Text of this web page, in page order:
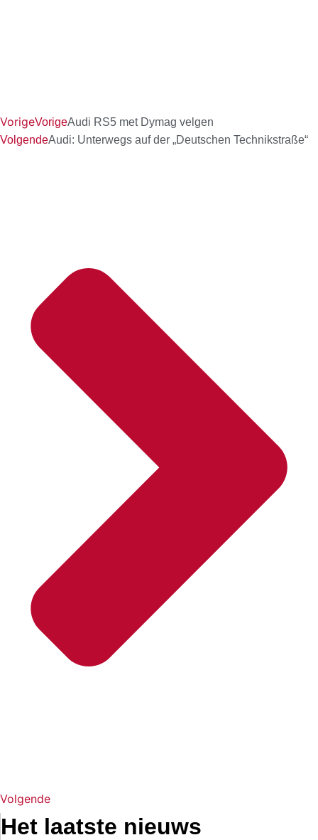
VorigeVorigeAudi RS5 met Dymag velgen
VolgendeAudi: Unterwegs auf der „Deutschen Technikstraße“
Volgende
Het laatste nieuws